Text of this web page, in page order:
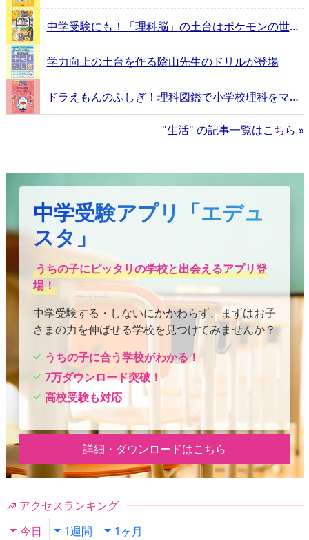
中学受験にも！「理科脳」の土台はポケモンの世界にあった
学力向上の土台を作る陰山先生のドリルが登場
ドラえもんのふしぎ！理科図鑑で小学校理科をマスター！
"生活" の記事一覧はこちら »
中学受験アプリ「エデュ
スタ」
うちの子にピッタリの学校と出会えるアプリ登
場！
中学受験する・しないにかかわらず、まずはお子
さまの力を伸ばせる学校を見つけてみませんか？
うちの子に合う学校がわかる！
7万ダウンロード突破！
高校受験も対応
詳細・ダウンロードはこちら
アクセスランキング
今日
1週間 1ヶ月